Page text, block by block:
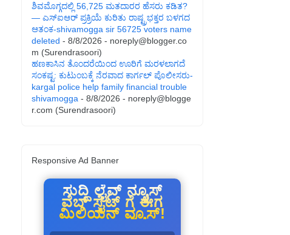
ಶಿವಮೊಗ್ಗದಲ್ಲಿ 56,725 ಮತದಾರರ ಹೆಸರು ಕಡಿತ?
— ಎಸ್‌ಐಆರ್‌ ಪ್ರಕ್ರಿಯೆ ಕುರಿತು ರಾಷ್ಟ್ರಭಕ್ತರ ಬಳಗದ
ಆತಂಕ-shivamogga sir 56725 voters name
deleted - 8/8/2026 - noreply@blogger.co
m (Surendrasoori)
ಹಣಕಾಸಿನ ತೊಂದರೆಯಿಂದ ಊರಿಗೆ ಮರಳಲಾಗದೆ
ಸಂಕಷ್ಟ: ಕುಟುಂಬಕ್ಕೆ ನೆರವಾದ ಕಾರ್ಗಲ್ ಪೊಲೀಸರು-
kargal police help family financial trouble
shivamogga - 8/8/2026 - noreply@blogge
r.com (Surendrasoori)
Responsive Ad Banner
ಸುದ್ದಿ ಲೈವ್ ನ್ಯೂಸ್
ವೆಬ್ ಸೈಟ್ ಗೆ ಈಗ
ಮಿಲಿಯನ್ ವ್ಯೂಸ್!